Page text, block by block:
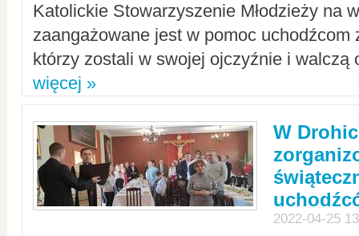
Katolickie Stowarzyszenie Młodzieży na
zaangażowane jest w pomoc uchodźcom
którzy zostali w swojej ojczyźnie i walczą
więcej »
W
2022-04-25